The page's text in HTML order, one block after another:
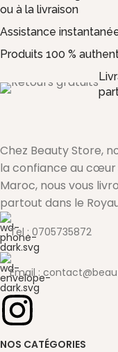
ou à la livraison
Assistance
Produits 100 %
Chez Beauty Store,
la confiance au cœur
Maroc, nous vous
partout dans le
Tel : 0705735872
Email :
NOS CATÉGORIES